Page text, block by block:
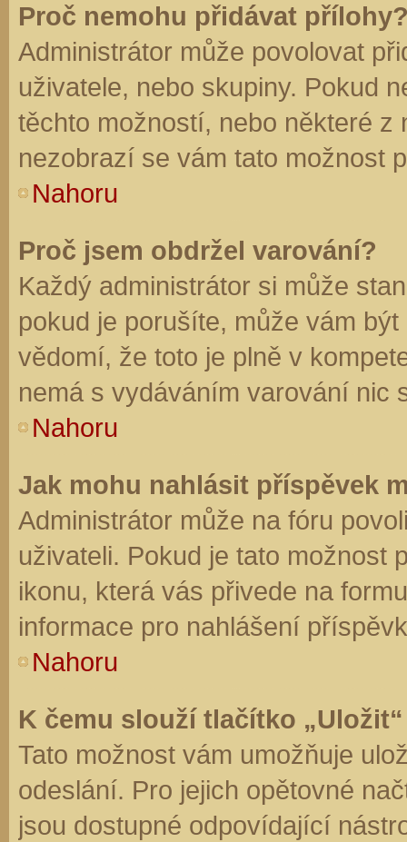
Proč nemohu přidávat
Administrátor může povolovat
uživatele, nebo skupiny. Pokud
těchto možností, nebo některé z
nezobrazí se vám tato možnost
Nahoru
Proč jsem obdržel varování?
Každý administrátor si může
pokud je porušíte, může vám
vědomí, že toto je plně v
nemá s vydáváním varování nic
Nahoru
Jak mohu nahlásit příspěvek
Administrátor může na fóru
uživateli. Pokud je tato možnost
ikonu, která vás přivede na
informace pro nahlášení
Nahoru
K čemu slouží tlačítko
Tato možnost vám umožňuje
odeslání. Pro jejich opětovné
jsou dostupné odpovídající